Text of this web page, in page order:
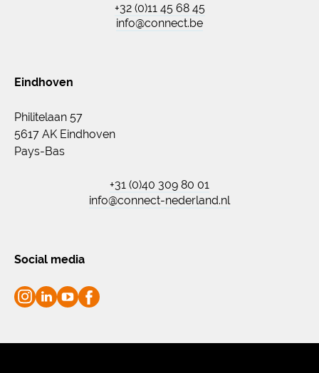
+32 (0)11 45 68 45
info@connect.be
Eindhoven
Philitelaan 57
5617 AK Eindhoven
Pays-Bas
+31 (0)40 309 80 01
info@connect-nederland.nl
Social media